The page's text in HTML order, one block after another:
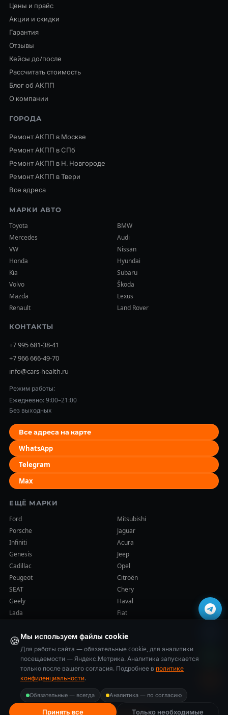
Цены и прайс
Акции и скидки
Гарантия
Отзывы
Кейсы до/после
Рассчитать стоимость
Блог об АКПП
О компании
ГОРОДА
Ремонт АКПП в Москве
Ремонт АКПП в СПб
Ремонт АКПП в Н. Новгороде
Ремонт АКПП в Твери
Все адреса
МАРКИ АВТО
Toyota
BMW
Mercedes
Audi
VW
Nissan
Honda
Hyundai
Kia
Subaru
Volvo
Škoda
Mazda
Lexus
Renault
Land Rover
КОНТАКТЫ
+7 995 681-38-41
+7 966 666-49-70
info@cars-health.ru
Режим работы:
Ежедневно: 9:00–21:00
Без выходных
Все адреса на карте
WhatsApp
Telegram
Max
ЕЩЁ МАРКИ
Ford
Mitsubishi
Porsche
Jaguar
Infiniti
Acura
Genesis
Jeep
Cadillac
Opel
Peugeot
Citroën
SEAT
Chery
Geely
Haval
Lada
Fiat
© 2014–2026 Cars-Health (ООО «ВСЕ ПРО АКПП»). Все права
защищены.
Политика конфиденциальности
· Карта сайта
🍪Мы используем файлы cookie
Для работы сайта — обязательные cookie, для аналитики
посещаемости — Яндекс.Метрика. Аналитика запускается
только после вашего согласия. Подробнее в политике
конфиденциальности.
Обязательные — всегда Аналитика — по согласию
Принять все Только необходимые